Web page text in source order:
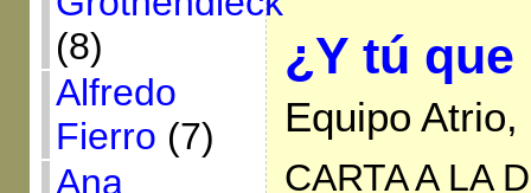
(8)
Alfredo
Fierro (7)
Ana
¿Y tú
Equipo
CARTA A LA